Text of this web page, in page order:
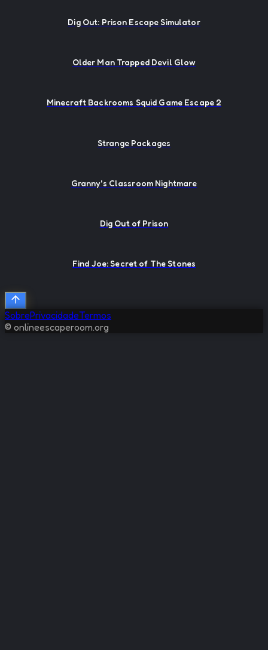
Dig Out: Prison Escape Simulator
Older Man Trapped Devil Glow
Minecraft Backrooms Squid Game Escape 2
Strange Packages
Granny's Classroom Nightmare
Dig Out of Prison
Find Joe: Secret of The Stones
SobrePrivacidadeTermos
© onlineescaperoom.org